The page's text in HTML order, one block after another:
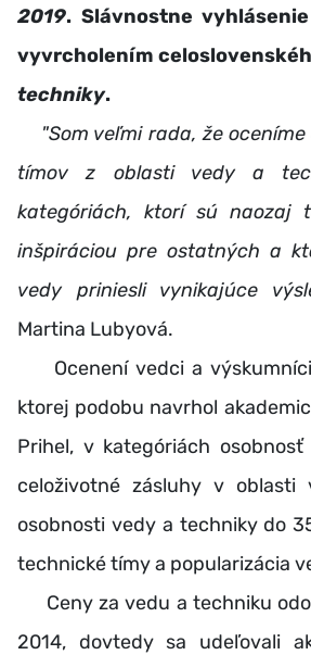
2019. Slávnostne
vyvrcholením
techniky.
"Som veľmi rada, že
tímov z oblasti vedy a
kategóriách, ktorí sú naozaj
inšpiráciou pre ostatných a
vedy priniesli vynikajúce
Martina Lubyová.
Ocenení vedci a výskumníci
ktorej podobu navrhol
Prihel, v kategóriách
celoživotné zásluhy v oblasti
osobnosti vedy a techniky do
technické tímy a popularizácia
Ceny za vedu a techniku
2014, dovtedy sa udeľovali